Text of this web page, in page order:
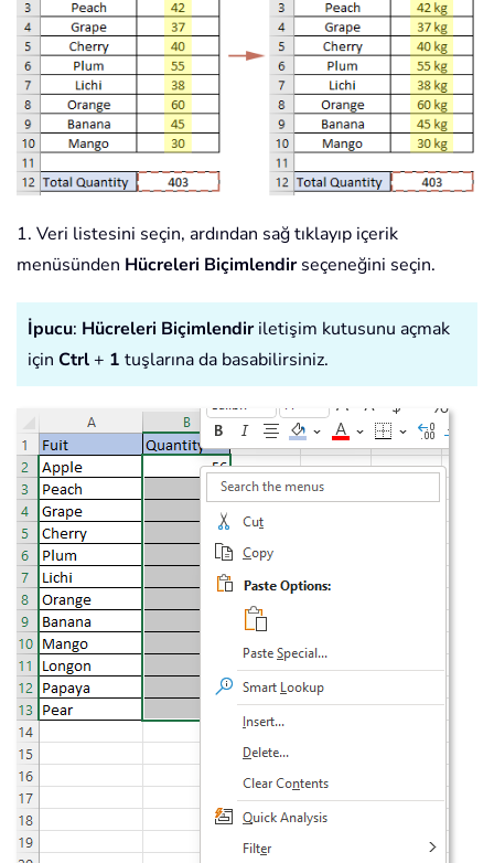
1. Veri listesini seçin, ardından sağ tıklayıp içerik
menüsünden Hücreleri Biçimlendirseçeneğini seçin.
İpucu: Hücreleri Biçimlendiriletişim kutusunu açmak
için Ctrl+ 1 tuşlarına da basabilirsiniz.